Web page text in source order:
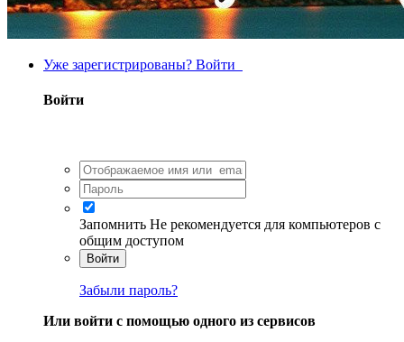
Уже зарегистрированы? Войти
Войти
Запомнить Не рекомендуется для компьютеров с
общим доступом
Войти
Забыли пароль?
Или войти с помощью одного из сервисов